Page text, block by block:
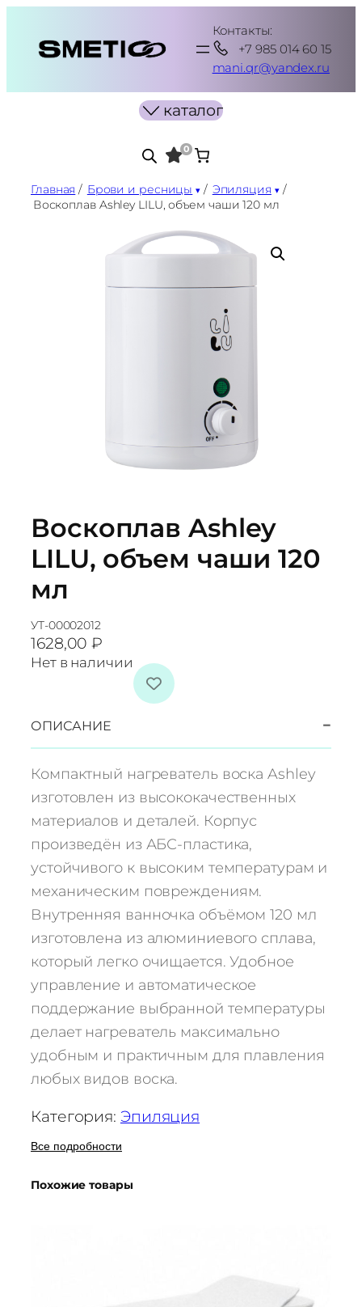
содержимому
Контакты:
+7 985 014 60 15
mani.qr@yandex.ru
каталог
0
Главная / Брови и ресницы / Эпиляция /
Воскоплав Ashley LILU, объем чаши 120 мл
Воскоплав Ashley
LILU, объем чаши 120
мл
УТ-00002012
1628,00₽
Нет в наличии
ОПИСАНИЕ −
Компактный нагреватель воска Ashley
изготовлен из высококачественных
материалов и деталей. Корпус
произведён из АБС-пластика,
устойчивого к высоким температурам и
механическим повреждениям.
Внутренняя ванночка объёмом 120 мл
изготовлена из алюминиевого сплава,
который легко очищается. Удобное
управление и автоматическое
поддержание выбранной температуры
делает нагреватель максимально
удобным и практичным для плавления
любых видов воска.
Категория: Эпиляция
Все подробности
Похожие товары